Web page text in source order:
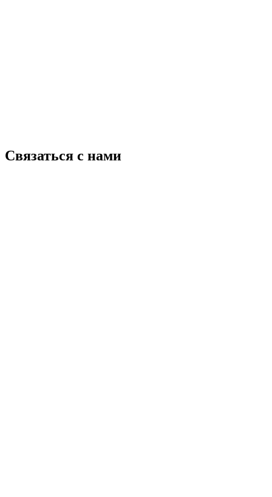
Связаться с нами